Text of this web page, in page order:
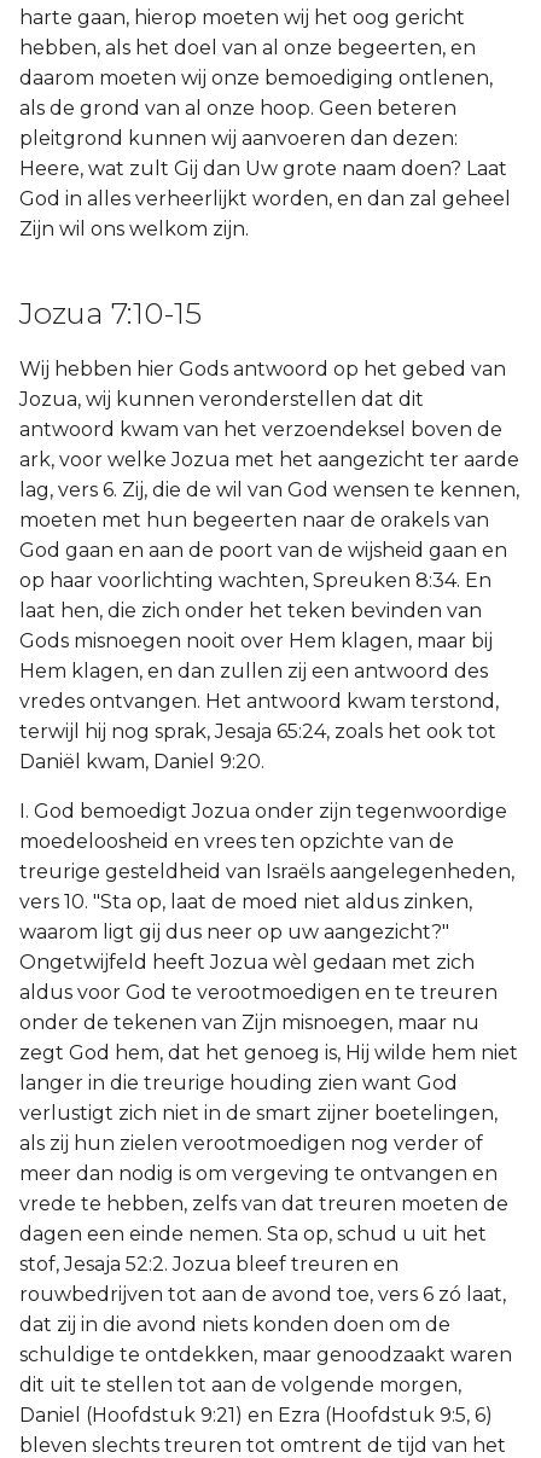
harte gaan, hierop moeten wij het oog gericht
hebben, als het doel van al onze begeerten, en
daarom moeten wij onze bemoediging ontlenen,
als de grond van al onze hoop. Geen beteren
pleitgrond kunnen wij aanvoeren dan dezen:
Heere, wat zult Gij dan Uw grote naam doen? Laat
God in alles verheerlijkt worden, en dan zal geheel
Zijn wil ons welkom zijn.
Jozua 7:10-15
Wij hebben hier Gods antwoord op het gebed van
Jozua, wij kunnen veronderstellen dat dit
antwoord kwam van het verzoendeksel boven de
ark, voor welke Jozua met het aangezicht ter aarde
lag, vers 6. Zij, die de wil van God wensen te kennen,
moeten met hun begeerten naar de orakels van
God gaan en aan de poort van de wijsheid gaan en
op haar voorlichting wachten, Spreuken 8:34. En
laat hen, die zich onder het teken bevinden van
Gods misnoegen nooit over Hem klagen, maar bij
Hem klagen, en dan zullen zij een antwoord des
vredes ontvangen. Het antwoord kwam terstond,
terwijl hij nog sprak, Jesaja 65:24, zoals het ook tot
Daniël kwam, Daniel 9:20.
I. God bemoedigt Jozua onder zijn tegenwoordige
moedeloosheid en vrees ten opzichte van de
treurige gesteldheid van Israëls aangelegenheden,
vers 10. "Sta op, laat de moed niet aldus zinken,
waarom ligt gij dus neer op uw aangezicht?"
Ongetwijfeld heeft Jozua wèl gedaan met zich
aldus voor God te verootmoedigen en te treuren
onder de tekenen van Zijn misnoegen, maar nu
zegt God hem, dat het genoeg is, Hij wilde hem niet
langer in die treurige houding zien want God
verlustigt zich niet in de smart zijner boetelingen,
als zij hun zielen verootmoedigen nog verder of
meer dan nodig is om vergeving te ontvangen en
vrede te hebben, zelfs van dat treuren moeten de
dagen een einde nemen. Sta op, schud u uit het
stof, Jesaja 52:2. Jozua bleef treuren en
rouwbedrijven tot aan de avond toe, vers 6 zó laat,
dat zij in die avond niets konden doen om de
schuldige te ontdekken, maar genoodzaakt waren
dit uit te stellen tot aan de volgende morgen,
Daniel (Hoofdstuk 9:21) en Ezra (Hoofdstuk 9:5, 6)
bleven slechts treuren tot omtrent de tijd van het